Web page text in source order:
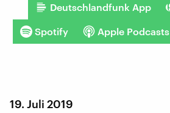
Deutschlandfunk App
Spotify Apple Podcasts
19. Juli 2019